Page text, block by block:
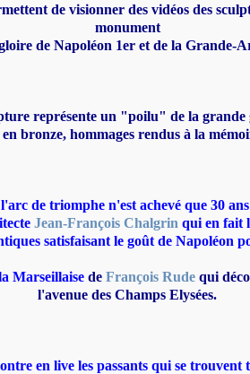
de visionner des vidéos des
monument
de Napoléon 1er et de la Grande-
représente un "poilu" de la grande
bronze, hommages rendus à la
de triomphe n'est achevé que 30
Jean-François Chalgrin qui en fait
satisfaisant le goût de Napoléon
Marseillaise de François Rude qui
l'avenue des Champs Elysées.
en live les passants qui se trouvent